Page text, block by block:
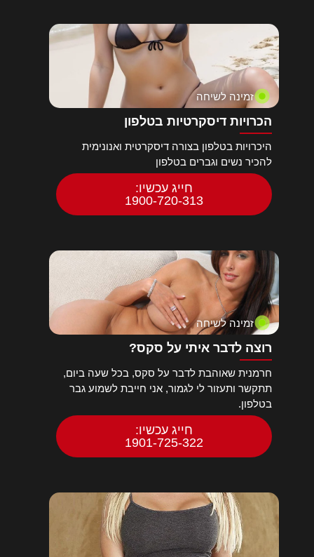
זמינה לשיחה
הכרויות דיסקרטיות בטלפון
היכרויות בטלפון בצורה דיסקרטית ואנונימית
להכיר נשים וגברים בטלפון
חייג עכשיו:
1900-720-313
זמינה לשיחה
רוצה לדבר איתי על סקס?
חרמנית שאוהבת לדבר על סקס, בכל שעה ביום,
תתקשר ותעזור לי לגמור, אני חייבת לשמוע גבר
בטלפון.
חייג עכשיו:
1901-725-322